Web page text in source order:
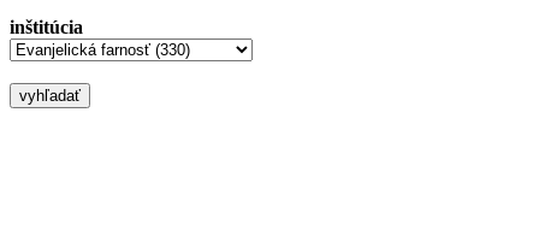
inštitúcia